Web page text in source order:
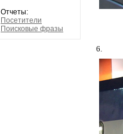
Отчеты:
Посетители
Поисковые фразы
6.